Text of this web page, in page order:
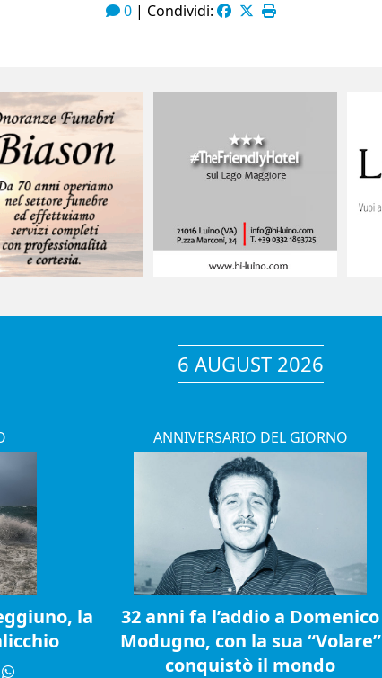
0 | Condividi:
6 AUGUST 2026
la
ANNIVERSARIO DEL GIORNO
32 anni fa l’addio a Domenico
Modugno, con la sua “Volare”
conquistò il mondo